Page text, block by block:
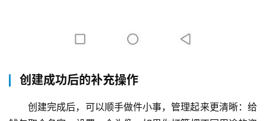
创建成功后的补充操作
创建完成后，可以顺手做件小事，管理起来更清晰：给